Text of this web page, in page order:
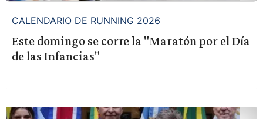
CALENDARIO DE RUNNING 2026
Este domingo se corre la "Maratón por el Día
de las Infancias"